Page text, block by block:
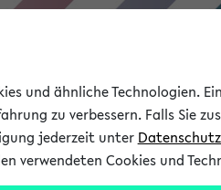
Studium
und ähnliche Technologien.
zu verbessern. Falls Sie
jederzeit unter
verwendeten Cookies und